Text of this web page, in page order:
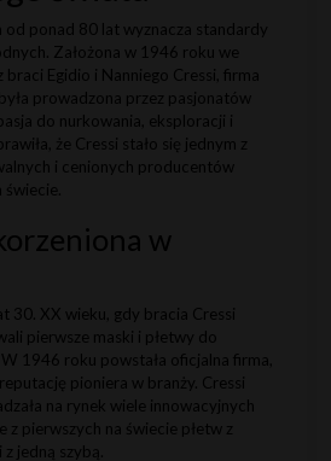
od ponad 80 lat wyznacza standardy
Założona w 1946 roku we
braci Egidio i Nanniego Cressi, firma
prowadzona przez pasjonatów
do nurkowania, eksploracji i
że Cressi stało się jednym z
i cenionych producentów
w
30. XX wieku, gdy bracia Cressi
pierwsze maski i płetwy do
1946 roku powstała oficjalna firma,
pioniera w branży. Cressi
na rynek wiele innowacyjnych
z pierwszych na świecie płetw z
jedną szybą.